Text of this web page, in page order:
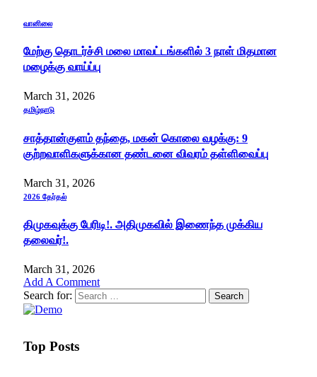
வானிலை
மேற்கு தொடர்ச்சி மலை மாவட்டங்களில் 3 நாள் மிதமான
மழைக்கு வாய்ப்பு
March 31, 2026
தமிழ்நாடு
சாத்தான்குளம் தந்தை, மகன் கொலை வழக்கு: 9
குற்றவாளிகளுக்கான தண்டனை விவரம் தள்ளிவைப்பு
March 31, 2026
2026 தேர்தல்
திமுகவுக்கு பேரிடி!. அதிமுகவில் இணைந்த முக்கிய
தலைவர்!.
March 31, 2026
Add A Comment
Search for:
Top Posts